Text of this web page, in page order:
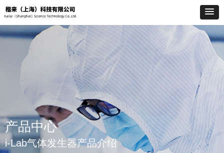
产品中心
i-Lab气体发生器产品介绍